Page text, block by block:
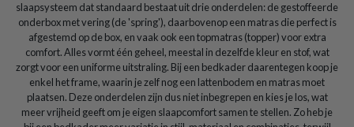
slaapsysteem dat standaard bestaat uit drie onderdelen: de gestoffeerde
onderbox met vering (de 'spring'), daarbovenop een matras die perfect is
afgestemd op de box, en vaak ook een topmatras (topper) voor extra
comfort. Alles vormt één geheel, meestal in dezelfde kleur en stof, wat
zorgt voor een uniforme uitstraling. Bij een bedkader daarentegen koop je
enkel het frame, waarin je zelf nog een lattenbodem en matras moet
plaatsen. Deze onderdelen zijn dus niet inbegrepen en kies je los, wat
meer vrijheid geeft om je eigen slaapcomfort samen te stellen. Zo heb je